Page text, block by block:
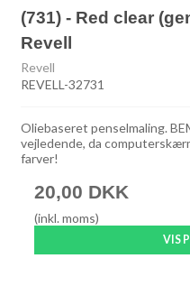
(731) - Red clear
Revell
Revell
REVELL-32731
Oliebaseret penselmaling.
vejledende, da
farver!
20,00 DKK
(inkl. moms)
VIS